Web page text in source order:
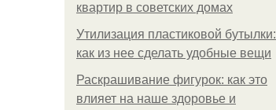
квартир в советских домах
Утилизация пластиковой бутылки:
как из нее сделать удобные вещи
Раскрашивание фигурок: как это
влияет на наше здоровье и